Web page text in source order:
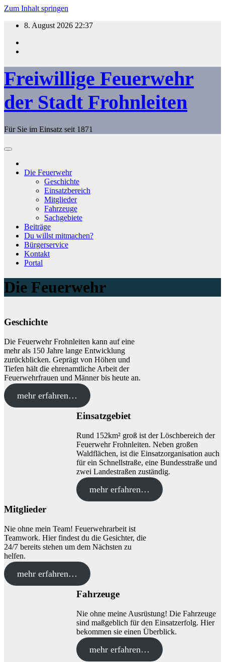
Zum Inhalt springen
8. August 2026 22:37
Freiwillige Feuerwehr
der Stadt Frohnleiten
Für Sie im Einsatz seit 1871
Die Feuerwehr
Geschichte
Einsatzbereich
Mitglieder
Fahrzeuge
Sachgebiete
Beiträge
Du willst mitmachen?
Bürgerservice
Kontakt
Portal
Die Feuerwehr
Geschichte
Die Feuerwehr Frohnleiten kann auf eine
mehr als 150 Jahre lange Entwicklung
zurückblicken. Geprägt von Höhen und
Tiefen hält die ehrenamtliche Arbeit der
Feuerwehrfrauen und Männer bis heute an.
mehr erfahren…
Einsatzgebiet
Rund 152km² groß ist der Löschbereich der
Feuerwehr Frohnleiten. Neben großen
Waldflächen, ist die Einsatzorganisation auch
für ein Schnellstraße, eine Bundesstraße und
zwei Landestraßen zuständig.
mehr erfahren…
Mitglieder
Nie ohne mein Team! Feuerwehrarbeit ist
Teamwork. Hier findest du die Gesichter, die
24/7 bereits stehen um dem Nächsten zu
helfen.
mehr erfahren…
Fahrzeuge
Nie ohne meine Ausrüstung! Die Fahrzeuge
sind maßgeblich für den Einsatzerfolg. Hier
bekommen sie einen Überblick.
mehr erfahren…